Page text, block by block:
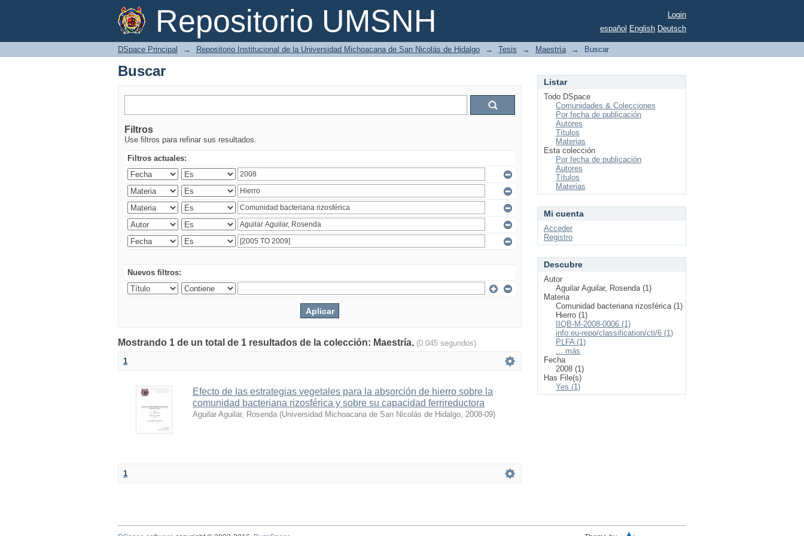
Repositorio UMSNH
Buscar
Login
español English Deutsch
DSpace Principal → Repositorio Institucional de la Universidad Michoacana de San Nicolás de Hidalgo → Tesis → Maestría → Buscar
Buscar
Filtros
Use filtros para refinar sus resultados.
Filtros actuales:
Nuevos filtros:
Mostrando 1 de un total de 1 resultados de la colección: Maestría. (0.045 segundos)
1
Efecto de las estrategias vegetales para la absorción de hierro sobre la
comunidad bacteriana rizosférica y sobre su capacidad ferrireductora
Aguilar Aguilar, Rosenda (Universidad Michoacana de San Nicolás de Hidalgo, 2008-09)
1
Listar
Todo DSpace
Comunidades & Colecciones
Por fecha de publicación
Autores
Títulos
Materias
Esta colección
Por fecha de publicación
Autores
Títulos
Materias
Mi cuenta
Acceder
Registro
Descubre
Autor
Aguilar Aguilar, Rosenda (1)
Materia
Comunidad bacteriana rizosférica (1)
Hierro (1)
IIQB-M-2008-0006 (1)
info:eu-repo/classification/cti/6 (1)
PLFA (1)
... más
Fecha
2008 (1)
Has File(s)
Yes (1)